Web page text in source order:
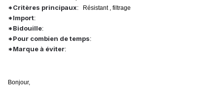
*Critères principaux: Résistant , filtrage
*Import:
*Bidouille:
*Pour combien de temps:
*Marque à éviter:
Bonjour,